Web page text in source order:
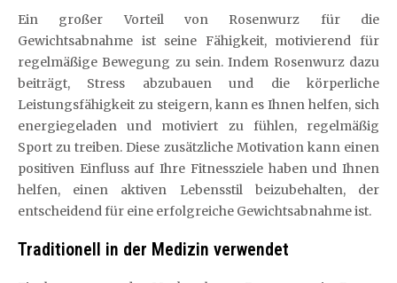
Ein großer Vorteil von Rosenwurz für die
Gewichtsabnahme ist seine Fähigkeit, motivierend für
regelmäßige Bewegung zu sein. Indem Rosenwurz dazu
beiträgt, Stress abzubauen und die körperliche
Leistungsfähigkeit zu steigern, kann es Ihnen helfen, sich
energiegeladen und motiviert zu fühlen, regelmäßig
Sport zu treiben. Diese zusätzliche Motivation kann einen
positiven Einfluss auf Ihre Fitnessziele haben und Ihnen
helfen, einen aktiven Lebensstil beizubehalten, der
entscheidend für eine erfolgreiche Gewichtsabnahme ist.
Traditionell in der Medizin verwendet